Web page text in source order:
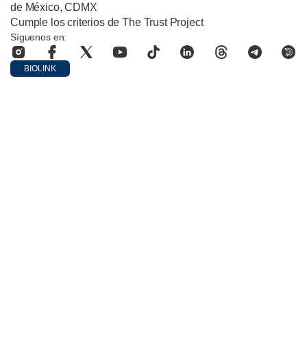
de México, CDMX
Cumple los criterios de The Trust Project
Síguenos en:
BIOLINK